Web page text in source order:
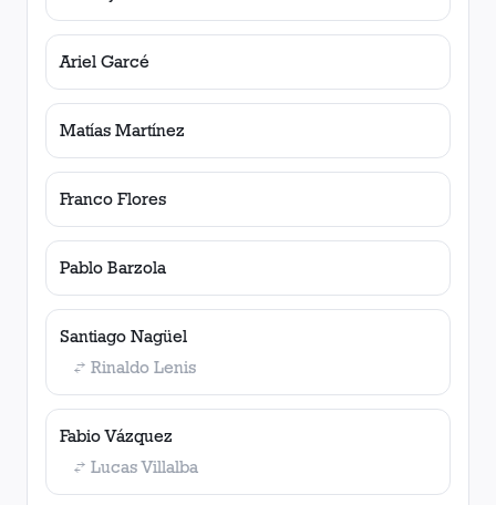
Ariel Garcé
Matías Martínez
Franco Flores
Pablo Barzola
Santiago Nagüel
Rinaldo Lenis
Fabio Vázquez
Lucas Villalba